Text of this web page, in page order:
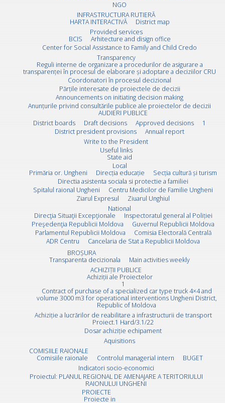
NGO
INFRASTRUCTURA RUTIERĂ
HARTA INTERACTIVĂ
District map
Provided services
BCIS
Arhitecture and disign office
Center for Social Assistance to Family and Child Credo
Transparency
Reguli interne de organizare a procedurilor de asigurare a
transparenței în procesul de elaborare și adoptare a deciziilor CRU
Coordonatori în procesul decizional
Părțile interesate de proiectele de decizii
Announcements on initiating decision making
Anunțurile privind consultările publice ale proiectelor de decizii
AUDIERI PUBLICE
District boards
Draft decisions Approved decisions
1
District president provisions
Annual report
Write to the President
Useful links
State aid
Local
Primăria or. Ungheni
Direcția educație
Secția cultură și turism
Directia asistenta sociala si protectie a familiei
Spitalul raional Ungheni
Centru Medicilor de Familie Ungheni
Ziarul Expresul
Ziuarul Unghiul
National
Direcţia Situaţii Excepţionale
Inspectoratul general al Poliției
Preşedenţia Republicii Moldova
Guvernul Republicii Moldova
Parlamentul Republicii Moldova
Comisia Electorală Centrală
ADR Centru
Cancelaria de Stat a Republicii Moldova
BROȘURA
Transparenta decizionala
Main activities weekly
ACHIZIȚII PUBLICE
Achiziții ale Proiectelor
1
Contract of purchase of a specialized car type truck 4×4 and
volume 3000 m3 for operational interventions Ungheni District,
Republic of Moldova
Achiziție a lucrărilor de reabilitare a infrastructurii de transport
Proiect.1 Hard/3.1/22
Dosar achiziție echipament
Aquisitions
COMISIILE RAIONALE
Comisiile raionale
Controlul managerial intern
BUGET
Indicatori socio-economici
Proiectul: PLANUL REGIONAL DE AMENAJARE A TERITORIULUI
RAIONULUI UNGHENI
PROIECTE
Proiecte in